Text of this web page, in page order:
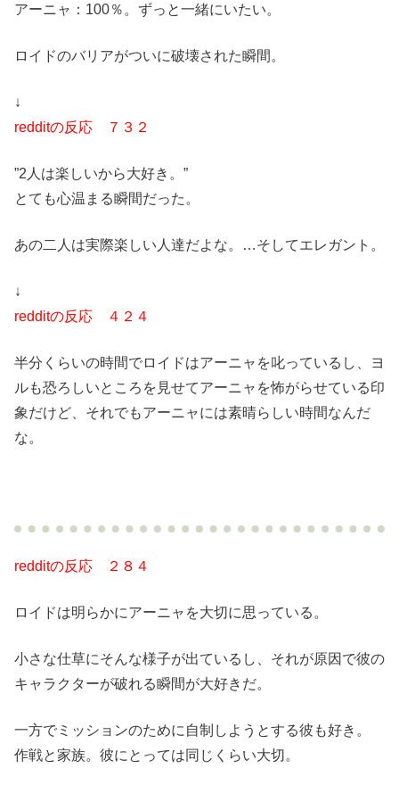
アーニャ：100％。ずっと一緒にいたい。
ロイドのバリアがついに破壊された瞬間。
↓
redditの反応 ７３２
”2人は楽しいから大好き。”
とても心温まる瞬間だった。
あの二人は実際楽しい人達だよな。…そしてエレガント。
↓
redditの反応 ４２４
半分くらいの時間でロイドはアーニャを叱っているし、ヨ
ルも恐ろしいところを見せてアーニャを怖がらせている印
象だけど、それでもアーニャには素晴らしい時間なんだ
な。
redditの反応 ２８４
ロイドは明らかにアーニャを大切に思っている。
小さな仕草にそんな様子が出ているし、それが原因で彼の
キャラクターが破れる瞬間が大好きだ。
一方でミッションのために自制しようとする彼も好き。
作戦と家族。彼にとっては同じくらい大切。